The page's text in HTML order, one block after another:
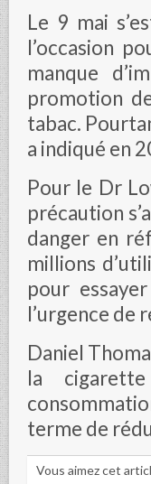
Le 9 mai
l’occasion
manque
promotion
tabac.
a indiqué en
Pour le Dr
précaution
danger en
millions
pour
l’urgence de
Daniel
la
terme de
Vous aimez cet